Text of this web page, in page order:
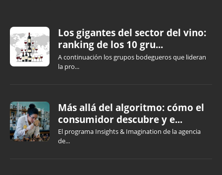
Los gigantes del sector del vino:
ranking de los 10 gru...
A continuación los grupos bodegueros que lideran
la pro...
Más allá del algoritmo: cómo el
consumidor descubre y e...
El programa Insights & Imagination de la agencia
de...